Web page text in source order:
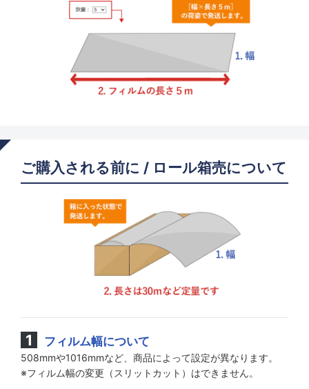
ご購入される前に / ロール箱売について
フィルム幅について
508mmや1016mmなど、商品によって設定が異なります。
※フィルム幅の変更（スリットカット）はできません。